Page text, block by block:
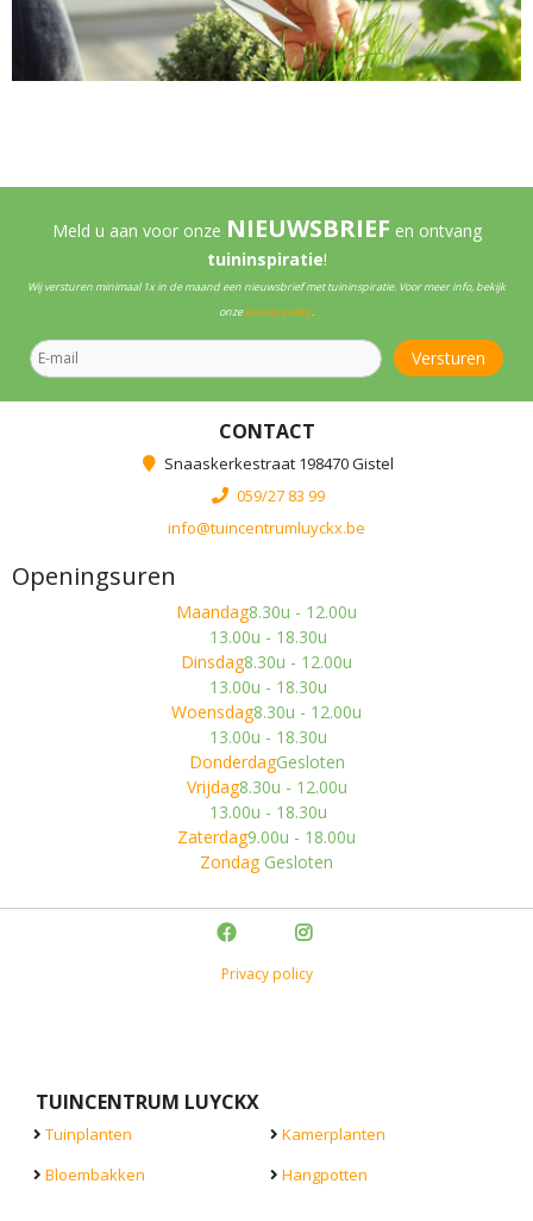
Meld u aan voor onze NIEUWSBRIEF en ontvang
tuininspiratie!
Wij versturen minimaal 1x in de maand een nieuwsbrief met tuininspiratie. Voor meer info, bekijk
onzeprivacy policy.
CONTACT
Snaaskerkestraat 198470 Gistel
059/27 83 99
info@tuincentrumluyckx.be
Openingsuren
Maandag8.30u - 12.00u
13.00u - 18.30u
Dinsdag8.30u - 12.00u
13.00u - 18.30u
Woensdag8.30u - 12.00u
13.00u - 18.30u
DonderdagGesloten
Vrijdag8.30u - 12.00u
13.00u - 18.30u
Zaterdag9.00u - 18.00u
Zondag Gesloten
Privacy policy
TUINCENTRUM LUYCKX
Tuinplanten
Kamerplanten
Bloembakken
Hangpotten